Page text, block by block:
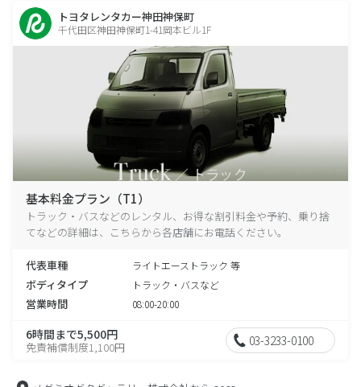
トヨタレンタカー神田神保町
千代田区神田神保町1-41岡本ビル1F
基本料金プラン（T1）
トラック・バスなどのレンタル、お得な割引料金や予約、乗り捨
てなどの詳細は、こちらから各店舗にお電話ください。
代表車種 ライトエーストラック 等
ボディタイプ トラック・バスなど
営業時間 08:00-20:00
6時間まで5,500円
免責補償制度1,100円 03-3233-0100